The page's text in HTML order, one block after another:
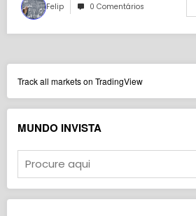
Felip 0 Comentários
Track all markets on TradingView
MUNDO INVISTA